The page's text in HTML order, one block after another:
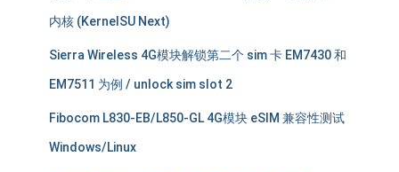
内核 (KernelSU Next)
Sierra Wireless 4G模块解锁第二个 sim 卡 EM7430 和
EM7511 为例 / unlock sim slot 2
Fibocom L830-EB/L850-GL 4G模块 eSIM 兼容性测试
Windows/Linux